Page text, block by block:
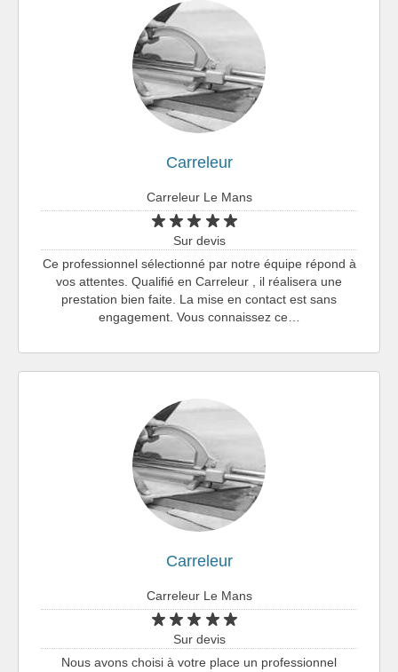
Carreleur
Carreleur Le Mans
Sur devis
Ce professionnel sélectionné par notre équipe répond à
vos attentes. Qualifié en Carreleur , il réalisera une
prestation bien faite. La mise en contact est sans
engagement. Vous connaissez ce…
Carreleur
Carreleur Le Mans
Sur devis
Nous avons choisi à votre place un professionnel